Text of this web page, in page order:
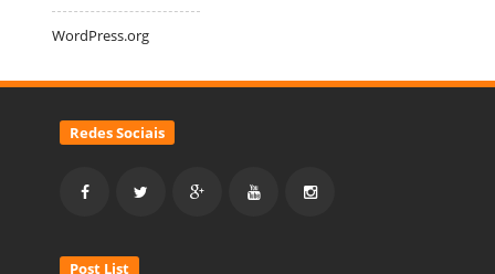
WordPress.org
Redes Sociais
Post List